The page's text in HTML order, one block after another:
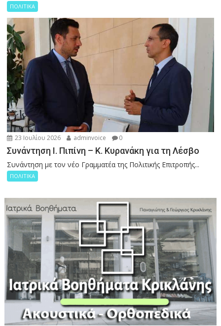
ΠΟΛΙΤΙΚΑ
23 Ιουλίου 2026 adminvoice 0
Συνάντηση Ι. Πιπίνη – Κ. Κυρανάκη για τη Λέσβο
Συνάντηση με τον νέο Γραμματέα της Πολιτικής Επιτροπής...
ΠΟΛΙΤΙΚΑ